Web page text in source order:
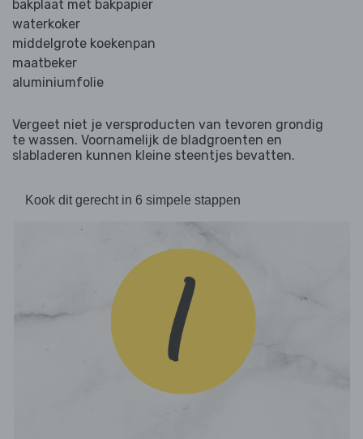
bakplaat met bakpapier
waterkoker
middelgrote koekenpan
maatbeker
aluminiumfolie
Vergeet niet je versproducten van tevoren grondig
te wassen. Voornamelijk de bladgroenten en
slabladeren kunnen kleine steentjes bevatten.
Kook dit gerecht in 6 simpele stappen